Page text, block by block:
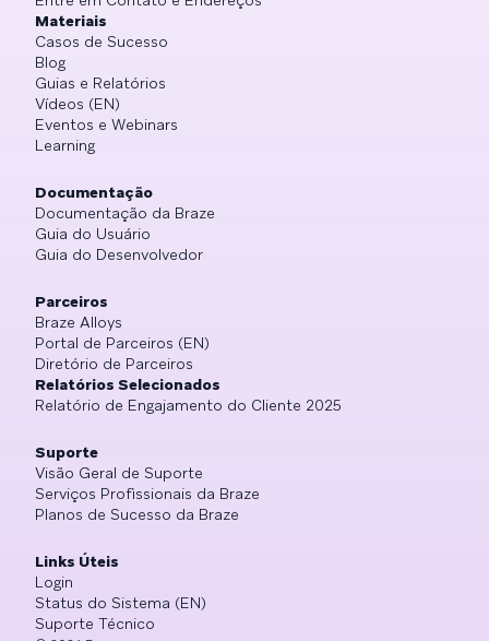
Materiais
Casos de Sucesso
Blog
Guias e Relatórios
Vídeos (EN)
Eventos e Webinars
Learning
Documentação
Documentação da Braze
Guia do Usuário
Guia do Desenvolvedor
Parceiros
Braze Alloys
Portal de Parceiros (EN)
Diretório de Parceiros
Relatórios Selecionados
Relatório de Engajamento do Cliente 2025
Suporte
Visão Geral de Suporte
Serviços Profissionais da Braze
Planos de Sucesso da Braze
Links Úteis
Login
Status do Sistema (EN)
Suporte Técnico